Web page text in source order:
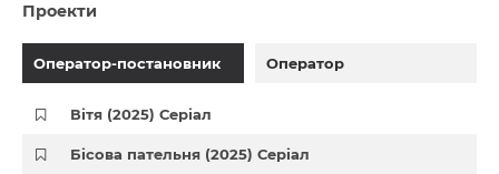
Проекти
Оператор-постановник Оператор
Вітя (2025) Серіал
Бісова пательня (2025) Серіал